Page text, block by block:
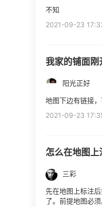
不知
2021-09-23
我家的铺面刚
阳光正好
地图下边有链接
2021-09-23
怎么在地图
三彩
先在地图上标注
了。前提地图必须